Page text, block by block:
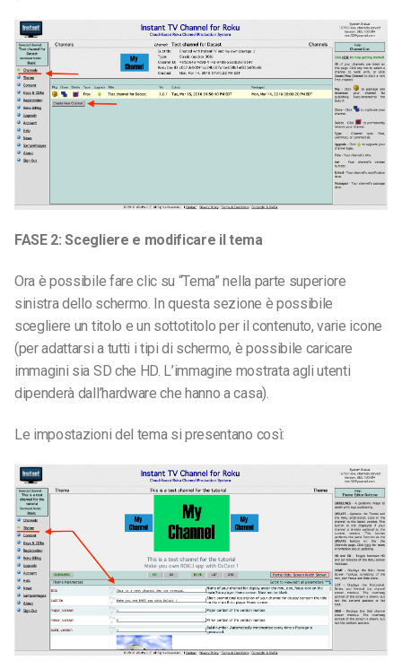
FASE 2: Scegliere e modificare il tema
Ora è possibile fare clic su “Tema” nella parte superiore
sinistra dello schermo. In questa sezione è possibile
scegliere un titolo e un sottotitolo per il contenuto, varie icone
(per adattarsi a tutti i tipi di schermo, è possibile caricare
immagini sia SD che HD. L’immagine mostrata agli utenti
dipenderà dall’hardware che hanno a casa).
Le impostazioni del tema si presentano così: